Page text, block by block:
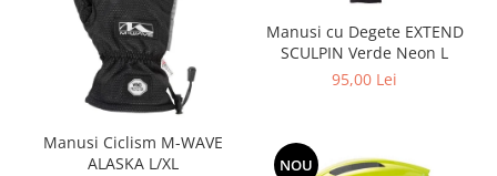
Manusi cu Degete EXTEND
SCULPIN Verde Neon L
95,00 Lei
Manusi Ciclism M-WAVE
ALASKA L/XL
NOU